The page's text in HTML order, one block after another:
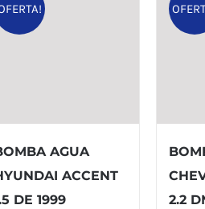
AGUA
ACCENT
DE 1999
2.2